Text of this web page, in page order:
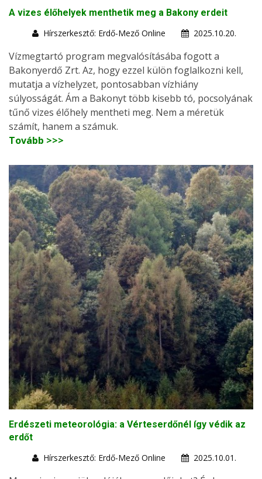
A vizes élőhelyek menthetik meg a Bakony erdeit
Hírszerkesztő: Erdő-Mező Online
2025.10.20.
Vízmegtartó program megvalósításába fogott a
Bakonyerdő Zrt. Az, hogy ezzel külön foglalkozni kell,
mutatja a vízhelyzet, pontosabban vízhiány
súlyosságát. Ám a Bakonyt több kisebb tó, pocsolyának
tűnő vizes élőhely mentheti meg. Nem a méretük
számít, hanem a számuk.
Tovább >>>
Erdészeti meteorológia: a Vérteserdőnél így védik az
erdőt
Hírszerkesztő: Erdő-Mező Online
2025.10.01.